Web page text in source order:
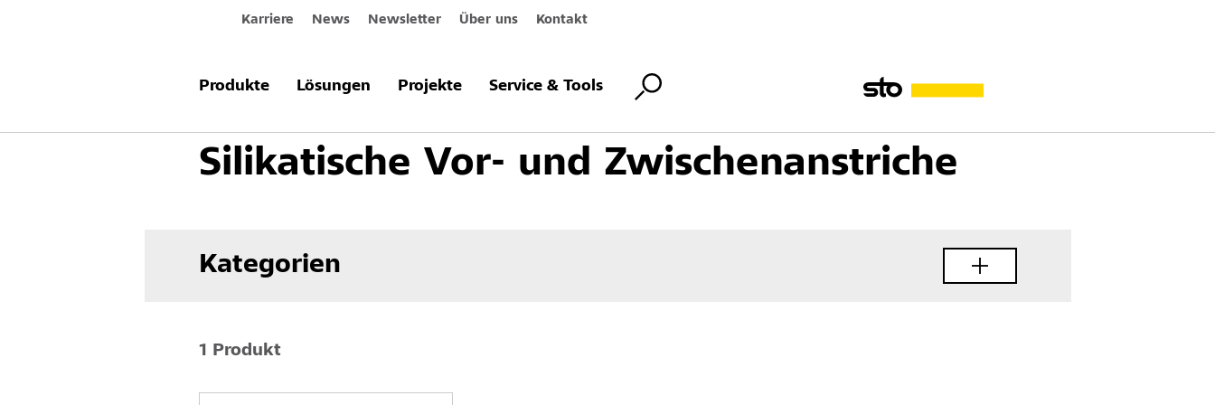
Karriere News Newsletter Über uns Kontakt
Produkte Lösungen Projekte Service & Tools
Produkte & Systeme Innenraum Innenbeschichtungen Grundbeschichtungen Silikatische Vor- und Zwischenanstriche
Silikatische Vor- und Zwischenanstriche
Kategorien
1 Produkt